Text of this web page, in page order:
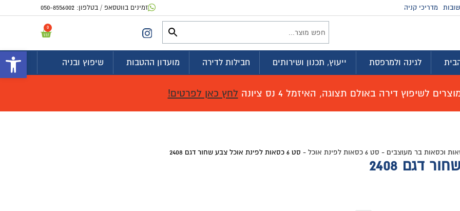
מדריכי קניה זמינים בווטסאפ / בטלפון: 050-8556002
0
לגינה ולמרפסת ייעוץ, תכנון ושירותים חבילות לדירה מועדון ההטבות שיפוץ ובניה
לשיפוץ דירה באולם תצוגה, האיזמל 4 נס ציונה לחץ כאן לפרטים!
וכסאות בר מעוצבים - סט 6 כסאות לפינת אוכל - סט 6 כסאות לפינת אוכל צבע שחור דגם 2408